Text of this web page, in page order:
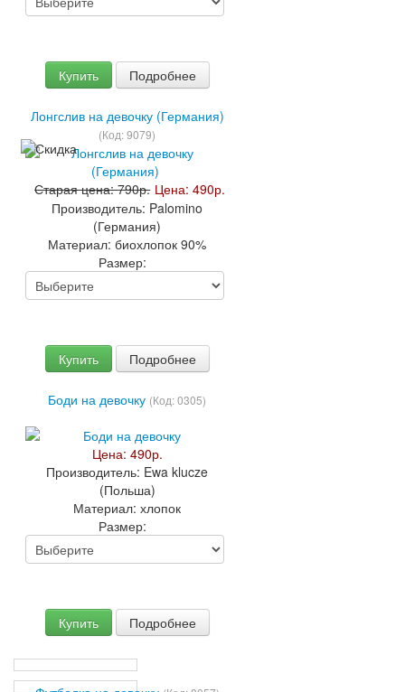
Купить Подробнее
Лонгслив на девочку (Германия)
(Код:9079)
Старая цена:790р. Цена: 490р.
Производитель: Palomino
(Германия)
Материал: биохлопок 90%
Размер:
Купить Подробнее
Боди на девочку (Код:0305)
Цена: 490р.
Производитель: Ewa klucze
(Польша)
Материал: хлопок
Размер:
Купить Подробнее